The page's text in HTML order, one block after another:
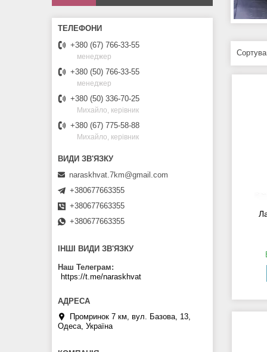
+380 (67) 766-33-55
менеджер
+380 (50) 766-33-55
менеджер
+380 (50) 336-70-25
Михайло, керівник
+380 (67) 775-58-88
Михайло, керівник
naraskhvat.7km@gmail.com
+380677663355
+380677663355
+380677663355
ІНШІ ВИДИ ЗВ'ЯЗКУ
Наш Телеграм
https://t.me/naraskhvat
Промринок 7 км, вул. Базова, 13,
Одеса, Україна